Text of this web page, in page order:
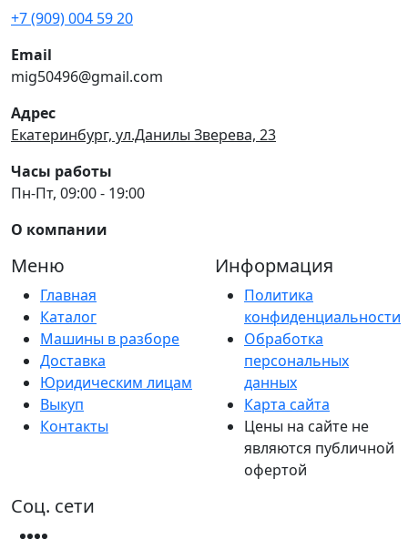
+7 (909) 004 59 20
Email
mig50496@gmail.com
Адрес
Екатеринбург, ул.Данилы Зверева, 23
Часы работы
Пн-Пт, 09:00 - 19:00
О компании
Меню
Главная
Каталог
Машины в разборе
Доставка
Юридическим лицам
Выкуп
Контакты
Информация
Политика
конфиденциальности
Обработка
персональных
данных
Карта сайта
Цены на сайте не
являются публичной
офертой
Соц. сети